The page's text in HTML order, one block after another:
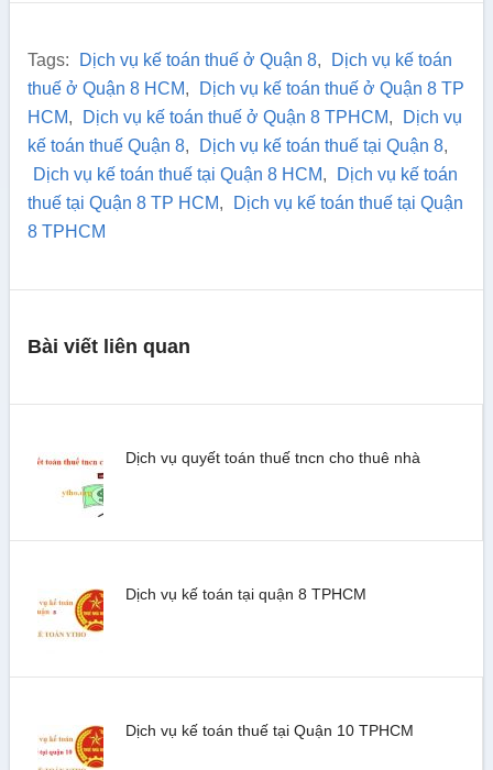
Tags: Dịch vụ kế toán thuế ở Quận 8,
Dịch vụ kế toán
thuế ở Quận 8 HCM,
Dịch vụ kế toán thuế ở Quận 8 TP
HCM, Dịch vụ kế toán thuế ở Quận 8 TPHCM,
Dịch vụ
kế toán thuế Quận 8, Dịch vụ kế toán thuế tại Quận 8,
Dịch vụ kế toán thuế tại Quận 8 HCM,
Dịch vụ kế toán
thuế tại Quận 8 TP HCM,
Dịch vụ kế toán thuế tại Quận
8 TPHCM
Bài viết liên quan
Dịch vụ quyết toán thuế tncn cho thuê nhà
Dịch vụ kế toán tại quận 8 TPHCM
Dịch vụ kế toán thuế tại Quận 10 TPHCM